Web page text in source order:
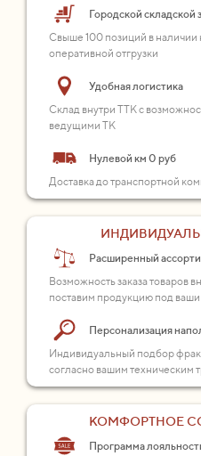
Городской складской
Свыше 100 позиций в наличии
оперативной отгрузки
Удобная логистика
Склад внутри ТТК с
ведущими ТК
Нулевой км 0 руб
Доставка до транспортной
Расширенный
Возможность заказа товаров
поставим продукцию под ваши
Персонализация
Индивидуальный подбор
согласно вашим техническим
КОМФОРТНОЕ
Программа